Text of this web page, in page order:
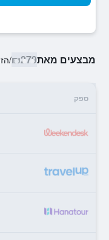
מבצעים מאת₪279
/
ספק